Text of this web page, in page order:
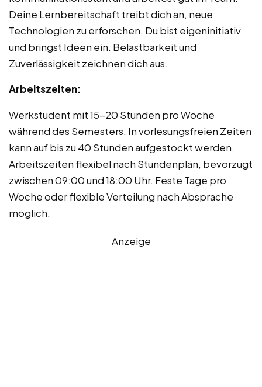
Deine Lernbereitschaft treibt dich an, neue
Technologien zu erforschen. Du bist eigeninitiativ
und bringst Ideen ein. Belastbarkeit und
Zuverlässigkeit zeichnen dich aus.
Arbeitszeiten:
Werkstudent mit 15-20 Stunden pro Woche
während des Semesters. In vorlesungsfreien Zeiten
kann auf bis zu 40 Stunden aufgestockt werden.
Arbeitszeiten flexibel nach Stundenplan, bevorzugt
zwischen 09:00 und 18:00 Uhr. Feste Tage pro
Woche oder flexible Verteilung nach Absprache
möglich.
Anzeige